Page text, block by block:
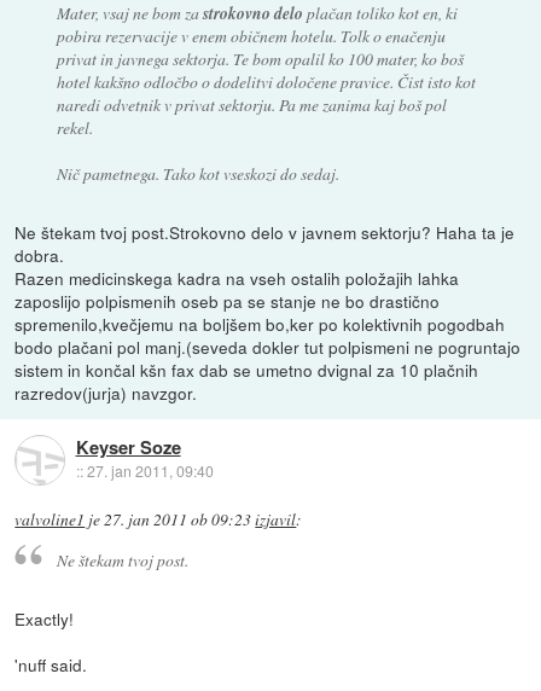
Mater, vsaj ne bom zastrokovno delo plačan toliko kot en, ki
pobira rezervacije v enem običnem hotelu. Tolk o enačenju
privat in javnega sektorja. Te bom opalil ko 100 mater, ko boš
hotel kakšno odločbo o dodelitvi določene pravice. Čist isto kot
naredi odvetnik v privat sektorju. Pa me zanima kaj boš pol
rekel.
Nič pametnega. Tako kot vseskozi do sedaj.
Ne štekam tvoj post.Strokovno delo v javnem sektorju? Haha ta je
dobra.
Razen medicinskega kadra na vseh ostalih položajih lahka
zaposlijo polpismenih oseb pa se stanje ne bo drastično
spremenilo,kvečjemu na boljšem bo,ker po kolektivnih pogodbah
bodo plačani pol manj.(seveda dokler tut polpismeni ne pogruntajo
sistem in končal kšn fax dab se umetno dvignal za 10 plačnih
razredov(jurja) navzgor.
Keyser Soze
::27. jan 2011, 09:40
valvoline1 je27. jan 2011 ob 09:23izjavil:
Ne štekam tvoj post.
Exactly!
'nuff said.